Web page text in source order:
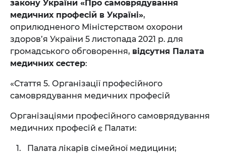
закону України «Про самоврядування
медичних професій в Україні»,
оприлюдненого Міністерством охорони
здоров’я України 5 листопада 2021 р. для
громадського обговорення, відсутня Палата
медичних сестер:
«Стаття 5. Організації професійного
самоврядування медичних професій
Організаціями професійного самоврядування
медичних професій є Палати:
Палата лікарів сімейної медицини;